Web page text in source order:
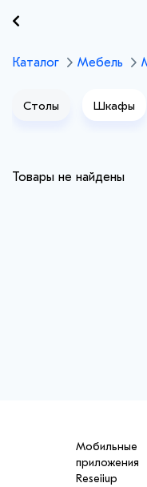
Каталог Мебель
Столы Шкафы
Товары не найдены
Мобильные
приложения
Reseiiup